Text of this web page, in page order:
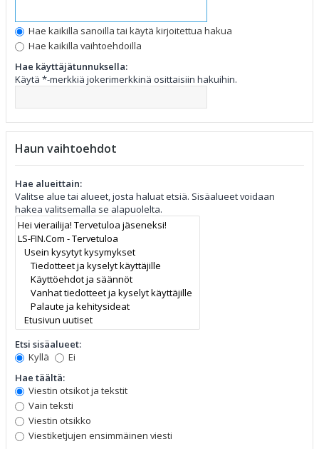
Hae kaikilla sanoilla tai käytä kirjoitettua hakua
Hae kaikilla vaihtoehdoilla
Hae käyttäjätunnuksella:
Käytä *-merkkiä jokerimerkkinä osittaisiin hakuihin.
Haun vaihtoehdot
Hae alueittain:
Valitse alue tai alueet, josta haluat etsiä. Sisäalueet voidaan
hakea valitsemalla se alapuolelta.
Etsi sisäalueet:
Kyllä
Ei
Hae täältä:
Viestin otsikot ja tekstit
Vain teksti
Viestin otsikko
Viestiketjujen ensimmäinen viesti